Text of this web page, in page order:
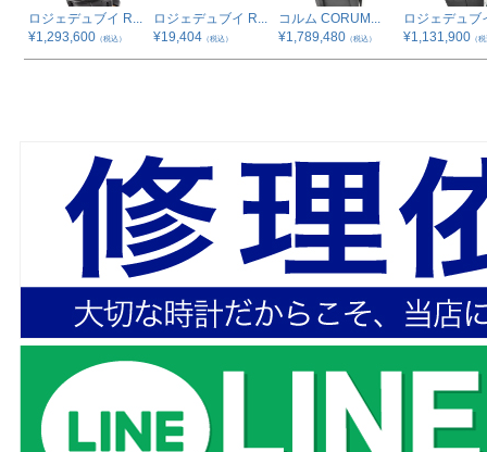
ロジェデュブイ R...
¥1,293,600 （税込）
ロジェデュブイ R...
¥19,404 （税込）
コルム CORUM...
¥1,789,480 （税込）
ロジェデュブ
¥1,131,900 （